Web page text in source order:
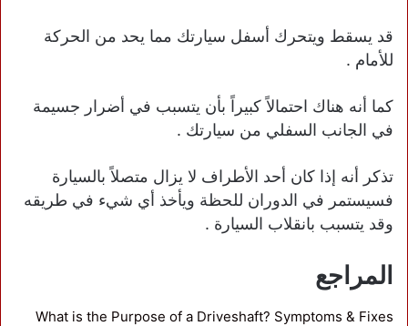
قد يسقط ويتحرك أسفل سيارتك مما يحد من الحركة
للأمام .
كما أنه هناك احتمالاً كبيراً بأن يتسبب في أضرار جسيمة
في الجانب السفلي من سيارتك .
تذكر أنه إذا كان أحد الأطراف لا يزال متصلاً بالسيارة
فسيستمر في الدوران للحظة ويأخذ أي شيء في طريقه
وقد يتسبب بانقلاب السيارة .
المراجع
What is the Purpose of a Driveshaft? Symptoms & Fixes